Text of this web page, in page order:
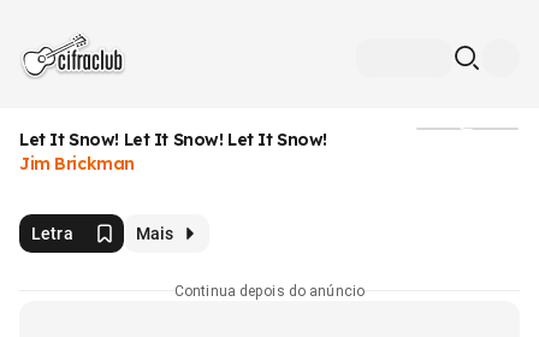
Let It Snow! Let It Snow! Let It Snow!
Jim Brickman
Letra Mais
Continua depois do anúncio